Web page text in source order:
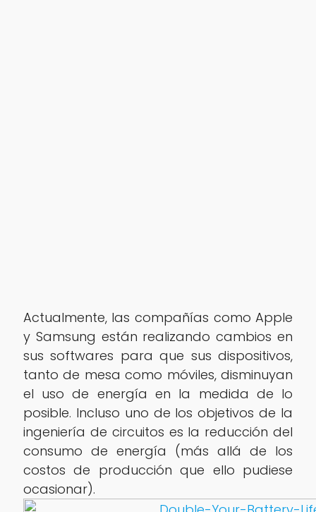
Actualmente, las compañías como Apple
y Samsung están realizando cambios en
sus softwares para que sus dispositivos,
tanto de mesa como móviles, disminuyan
el uso de energía en la medida de lo
posible. Incluso uno de los objetivos de la
ingeniería de circuitos es la reducción del
consumo de energía (más allá de los
costos de producción que ello pudiese
ocasionar).